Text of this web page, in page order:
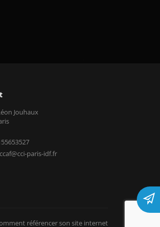
Jouhaux
paris-idf.fr
référencer son site internet